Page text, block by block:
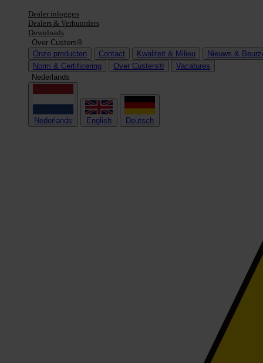
Dealer inloggen
Dealers & Verhuurders
Downloads
Over Custers®
Onze producten
Contact Kwaliteit & Milieu
Nieuws &
Norm & Certificering
Over Custers®
Vacatures
Nederlands
Nederlands English Deutsch